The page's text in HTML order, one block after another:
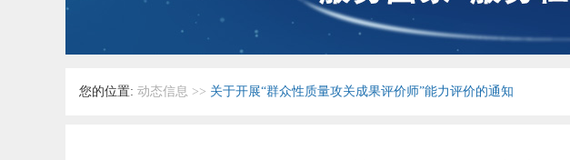
您的位置: 动态信息 >> 关于开展“群众性质量攻关成果评价师”能力评价的通知